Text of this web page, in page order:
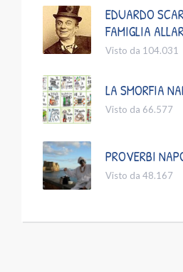
EDUARDO
FAMIGLIA
Visto da 104.031
LA SMORFIA
Visto da 66.577
PROVERBI
Visto da 48.167